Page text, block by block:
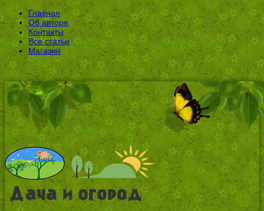
Главная
Об авторе
Контакты
Все статьи
Магазин